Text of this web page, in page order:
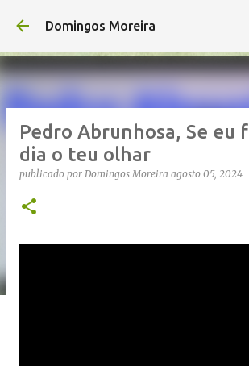
Avançar para o conteúdo
Domingos Moreira
Pedro Abrunhosa, Se eu
dia o teu olhar
publicado por Domingos Moreira agosto 05, 2024